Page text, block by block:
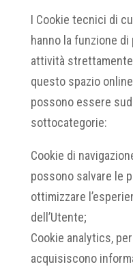
I Cookie tecnici di
hanno la funzione
attività
questo spazio
possono essere
sottocategorie:
Cookie di
possono salvare le
ottimizzare
dell’Utente;
Cookie analytics,
acquisiscono